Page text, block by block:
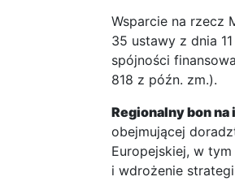
Wsparcie na rzecz
35 ustawy z dnia
spójności
818 z późn. zm.).
Regionalny bon
obejmującej
Europejskiej, w
i wdrożenie